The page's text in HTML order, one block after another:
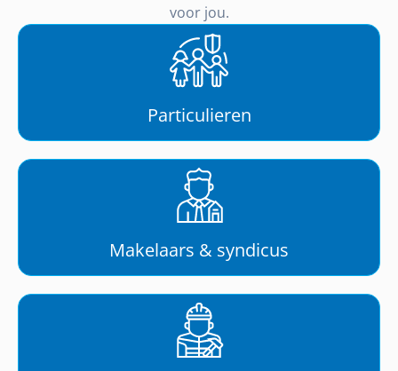
voor jou.
Particulieren
Makelaars & syndicus